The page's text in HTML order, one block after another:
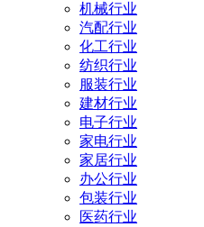
机械行业
汽配行业
化工行业
纺织行业
服装行业
建材行业
电子行业
家电行业
家居行业
办公行业
包装行业
医药行业